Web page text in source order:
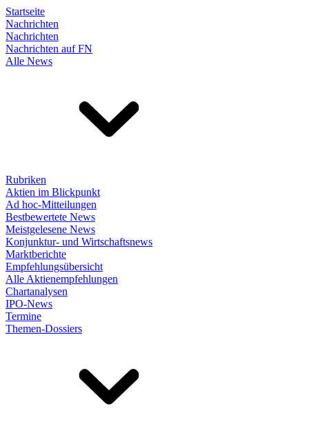
Startseite
Nachrichten
Nachrichten
Nachrichten auf FN
Alle News
Rubriken
Aktien im Blickpunkt
Ad hoc-Mitteilungen
Bestbewertete News
Meistgelesene News
Konjunktur- und Wirtschaftsnews
Marktberichte
Empfehlungsübersicht
Alle Aktienempfehlungen
Chartanalysen
IPO-News
Termine
Themen-Dossiers